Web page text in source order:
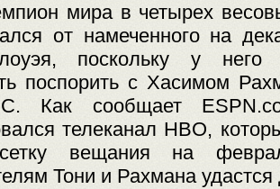
мира в четырех
от намеченного на
поскольку у него
поспорить с Хасимом
Как сообщает
телеканал HBO,
вещания на
Тони и Рахмана удастся